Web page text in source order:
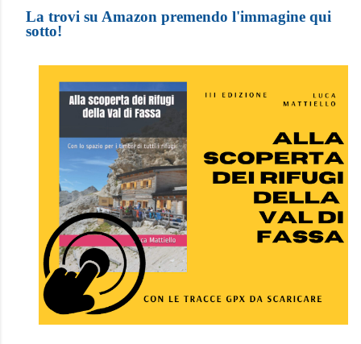
La trovi su Amazon premendo l'immagine qui
sotto!